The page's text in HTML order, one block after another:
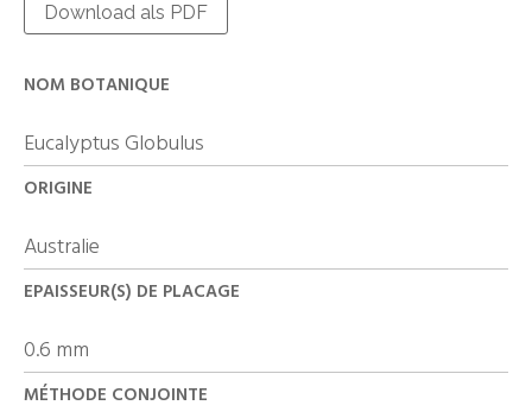
Download als PDF
NOM BOTANIQUE
Eucalyptus Globulus
ORIGINE
Australie
EPAISSEUR(S) DE PLACAGE
0.6 mm
MÉTHODE CONJOINTE